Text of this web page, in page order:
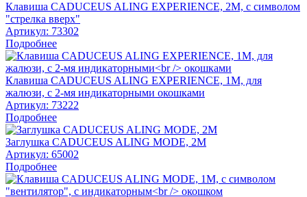
Клавиша CADUCEUS ALING EXPERIENCE, 2М, с символом
"стрелка вверх"
Артикул: 73302
Подробнее
Клавиша CADUCEUS ALING EXPERIENCE, 1М, для
жалюзи, с 2-мя индикаторными окошками
Артикул: 73222
Подробнее
Заглушка CADUCEUS ALING MODE, 2М
Артикул: 65002
Подробнее